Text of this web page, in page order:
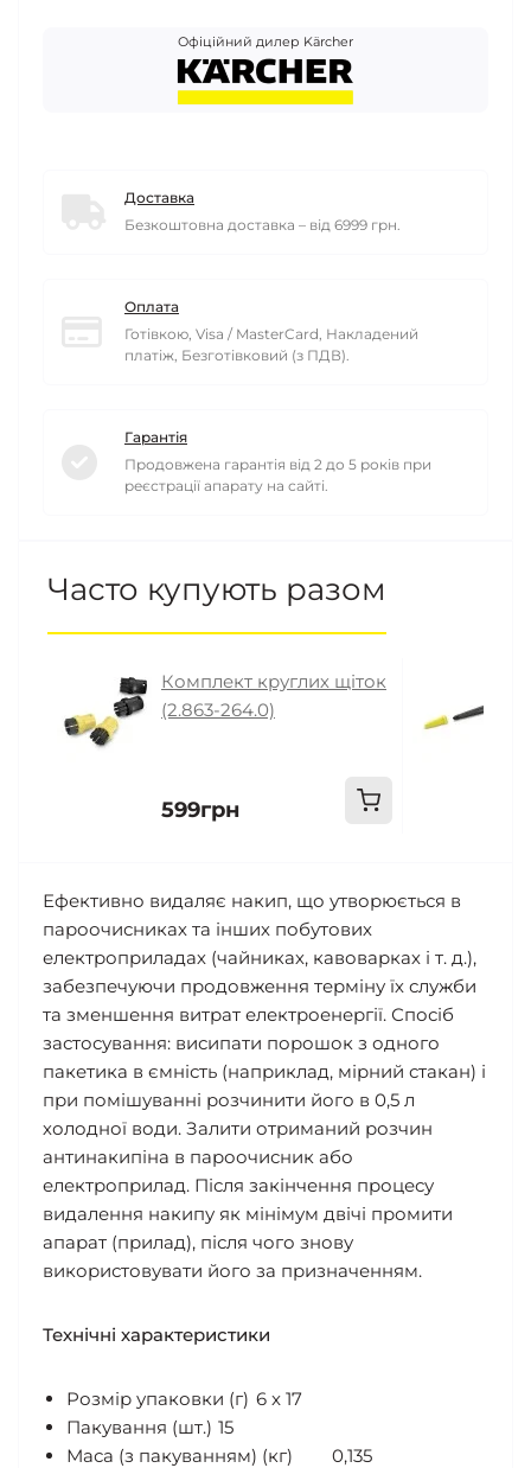
Офіційний дилер Kärcher
Доставка
Безкоштовна доставка – від 6999 грн.
Оплата
Готівкою, Visa / MasterCard, Накладений
платіж, Безготівковий (з ПДВ).
Гарантія
Продовжена гарантія від 2 до 5 років при
реєстрації апарату на сайті.
Часто купують разом
Комплект круглих щіток
(2.863-264.0)
599грн
Ефективно видаляє накип, що утворюється в
пароочисниках та інших побутових
електроприладах (чайниках, кавоварках і т. д.),
забезпечуючи продовження терміну їх служби
та зменшення витрат електроенергії. Спосіб
застосування: висипати порошок з одного
пакетика в ємність (наприклад, мірний стакан) і
при помішуванні розчинити його в 0,5 л
холодної води. Залити отриманий розчин
антинакипіна в пароочисник або
електроприлад. Після закінчення процесу
видалення накипу як мінімум двічі промити
апарат (прилад), після чого знову
використовувати його за призначенням.
Технічні характеристики
Розмір упаковки (г) 6 x 17
Пакування (шт.) 15
Маса (з пакуванням) (кг)
0,135